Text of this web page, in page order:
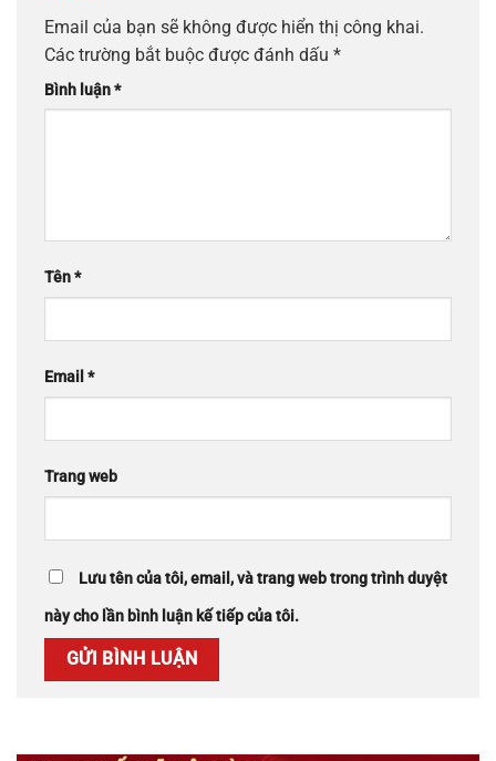
Email của bạn sẽ không được hiển thị công khai.
Các trường bắt buộc được đánh dấu *
Bình luận*
Tên*
Email *
Trang web
Lưu tên của tôi, email, và trang web trong trình duyệt
này cho lần bình luận kế tiếp của tôi.